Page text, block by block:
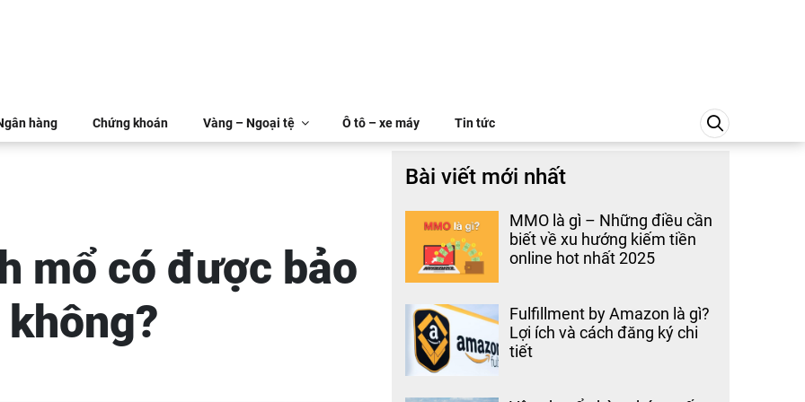
hàng Chứng khoán Vàng – Ngoại tệ Ô tô – xe máy Tin tức
mổ có được bảo
Bài viết mới nhất
MMO là gì – Những điều cần
biết về xu hướng kiếm tiền
online hot nhất 2025
Fulfillment by Amazon là gì?
Lợi ích và cách đăng ký chi
tiết